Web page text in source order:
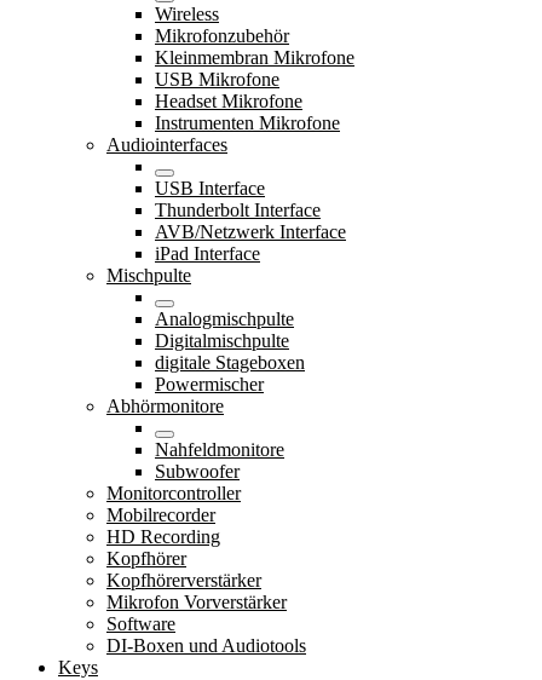
Wireless
Mikrofonzubehör
Kleinmembran Mikrofone
USB Mikrofone
Headset Mikrofone
Instrumenten Mikrofone
Audiointerfaces
USB Interface
Thunderbolt Interface
AVB/Netzwerk Interface
iPad Interface
Mischpulte
Analogmischpulte
Digitalmischpulte
digitale Stageboxen
Powermischer
Abhörmonitore
Nahfeldmonitore
Subwoofer
Monitorcontroller
Mobilrecorder
HD Recording
Kopfhörer
Kopfhörerverstärker
Mikrofon Vorverstärker
Software
DI-Boxen und Audiotools
Keys